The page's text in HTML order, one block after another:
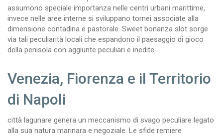
assumono speciale importanza nelle centri urbani marittime,
invece nelle aree interne si sviluppano tornei associate alla
dimensione contadina e pastorale. Sweet bonanza slot sorge
via tali peculiarità locali che espandono il paesaggio di gioco
della penisola con aggiunte peculiari e inedite.
Venezia, Fiorenza e il Territorio
di Napoli
città lagunare genera un meccanismo di svago peculiare legato
alla sua natura marinara e negoziale. Le sfide remiere